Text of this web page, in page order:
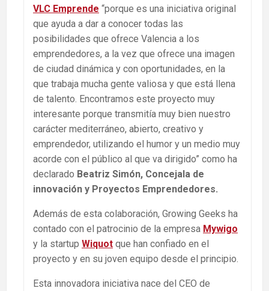
VLC Emprende “porque es una iniciativa original
que ayuda a dar a conocer todas las
posibilidades que ofrece Valencia a los
emprendedores, a la vez que ofrece una imagen
de ciudad dinámica y con oportunidades, en la
que trabaja mucha gente valiosa y que está llena
de talento. Encontramos este proyecto muy
interesante porque transmitía muy bien nuestro
carácter mediterráneo, abierto, creativo y
emprendedor, utilizando el humor y un medio muy
acorde con el público al que va dirigido” como ha
declarado Beatriz Simón, Concejala de
innovación y Proyectos Emprendedores.
Además de esta colaboración, Growing Geeks ha
contado con el patrocinio de la empresa Mywigo
y la startup Wiquot que han confiado en el
proyecto y en su joven equipo desde el principio.
Esta innovadora iniciativa nace del CEO de